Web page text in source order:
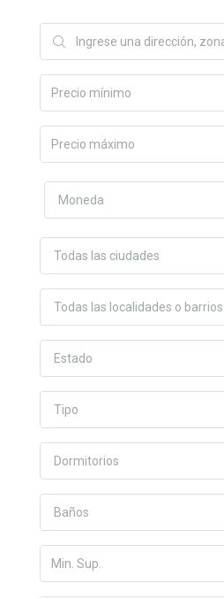
Moneda
Todas las ciudades
Todas las localidades o barrios
Estado
Tipo
Dormitorios
Baños